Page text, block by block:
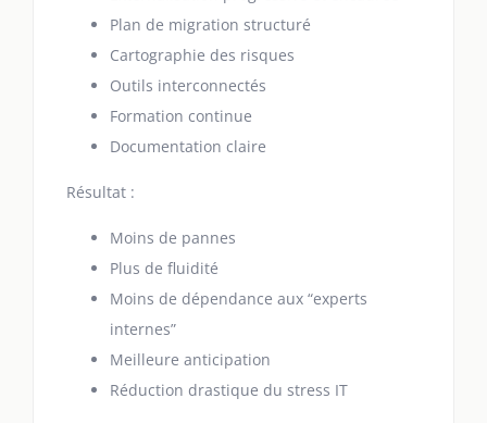
Plan de migration structuré
Cartographie des risques
Outils interconnectés
Formation continue
Documentation claire
Résultat :
Moins de pannes
Plus de fluidité
Moins de dépendance aux “experts
internes”
Meilleure anticipation
Réduction drastique du stress IT